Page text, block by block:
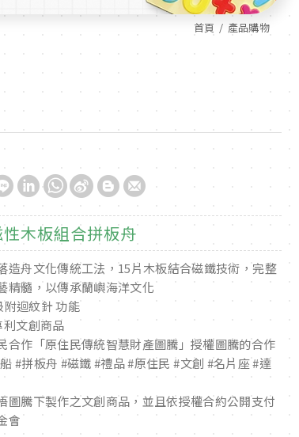
首頁 產品購物
木板組合拼板舟
造舟文化傳統工法，15片木板結合磁鐵技術，完整
精髓，以傳承蘭嶼海洋文化
附迴紋針 功能
利文創商品
合作「原住民傳統智慧財產圖騰」授權圖騰的合作
#拼板舟 #磁鐵 #禮品 #原住民 #文創 #名片座 #達
圖騰下製作之文創商品，並且依授權合約公開支付
會